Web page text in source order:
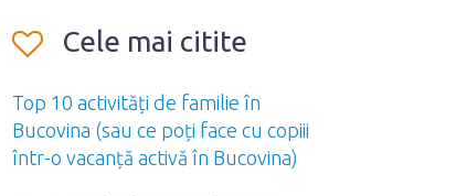
Cele mai citite
Top 10 activități de familie în
Bucovina (sau ce poți face cu copiii
într-o vacanță activă în Bucovina)